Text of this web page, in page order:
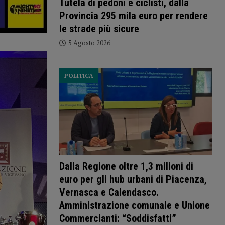
Tutela di pedoni e ciclisti, dalla
Provincia 295 mila euro per rendere
le strade più sicure
5 Agosto 2026
Dalla Regione oltre 1,3 milioni di
euro per gli hub urbani di Piacenza,
Vernasca e Calendasco.
Amministrazione comunale e Unione
Commercianti: “Soddisfatti”
POLITICA